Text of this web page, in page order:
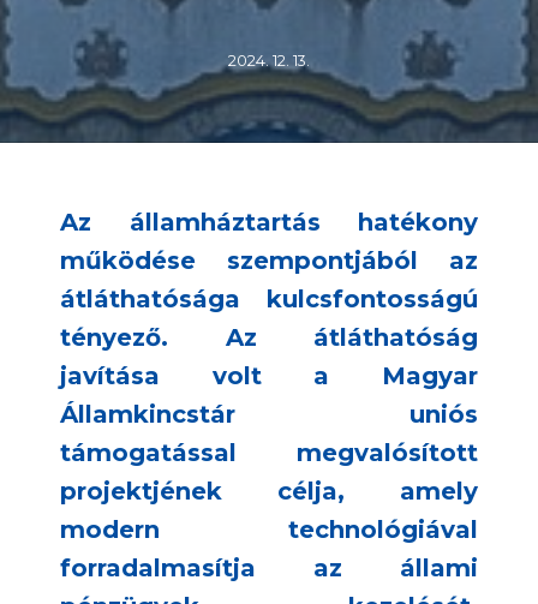
2024. 12. 13.
Az államháztartás hatékony
működése szempontjából az
átláthatósága kulcsfontosságú
tényező. Az átláthatóság
javítása volt a Magyar
Államkincstár uniós
támogatással megvalósított
projektjének célja, amely
modern technológiával
forradalmasítja az állami